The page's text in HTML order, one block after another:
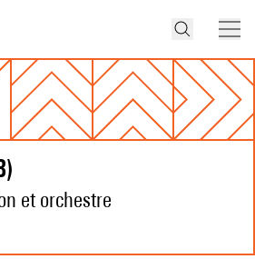
et orchestre